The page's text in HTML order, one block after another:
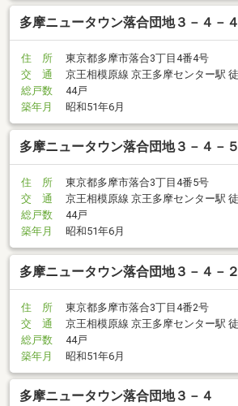
多摩ニュータウン落合団地３－４－
住 所
東京都多摩市落合3丁目4番4号
交 通
京王相模原線 京王多摩センター駅
総戸数
44戸
築年月
昭和51年6月
多摩ニュータウン落合団地３－４－
住 所
東京都多摩市落合3丁目4番5号
交 通
京王相模原線 京王多摩センター駅
総戸数
44戸
築年月
昭和51年6月
多摩ニュータウン落合団地３－４－
住 所
東京都多摩市落合3丁目4番2号
交 通
京王相模原線 京王多摩センター駅
総戸数
44戸
築年月
昭和51年6月
多摩ニュータウン落合団地３－４